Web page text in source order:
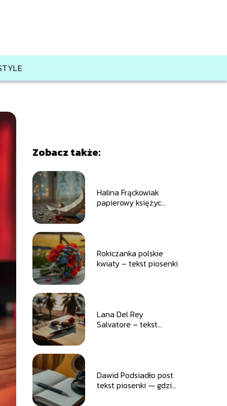
Zobacz także:
Halina Frąckowiak
papierowy księżyc
Rokiczanka polskie
kwiaty – tekst piosenki
Lana Del Rey
Salvatore – tekst
Dawid Podsiadło post
tekst piosenki — gdzie